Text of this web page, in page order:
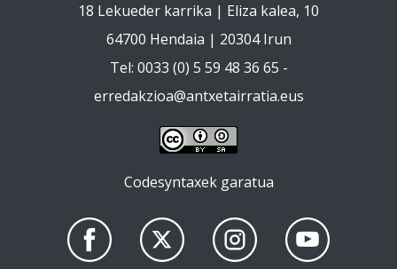
18 Lekueder karrika | Eliza kalea, 10
64700 Hendaia | 20304 Irun
Tel: 0033 (0) 5 59 48 36 65 -
erredakzioa@antxetairratia.eus
Codesyntaxek garatua